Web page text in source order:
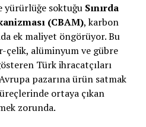
yürürlüğe soktuğu Sınırda
(CBAM), karbon
ek maliyet öngörüyor. Bu
çelik, alüminyum ve gübre
Türk ihracatçıları
pazarına ürün satmak
ortaya çıkan
zorunda.